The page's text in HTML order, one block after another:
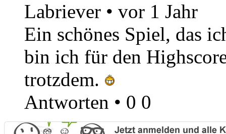
Labriever • vor 1 Jahr
Ein schönes Spiel, das
bin ich für den
trotzdem.
Antworten • 0 0